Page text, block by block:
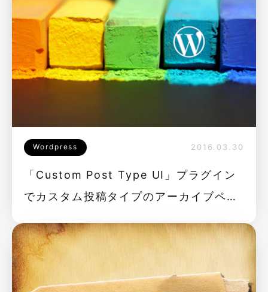
Wordpress 2016.03.30
「Custom Post Type UI」プラグイン
でカスタム投稿タイプのアーカイブペー